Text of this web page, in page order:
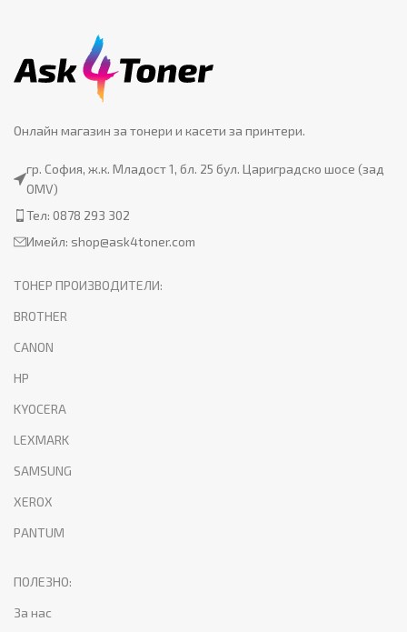
Онлайн магазин за тонери и касети за принтери.
гр. София, ж.к. Младост 1, бл. 25 бул. Цариградско шосе (зад
OMV)
Тел: 0878 293 302
Имейл: shop@ask4toner.com
ТОНЕР ПРОИЗВОДИТЕЛИ:
BROTHER
CANON
HP
KYOCERA
LEXMARK
SAMSUNG
XEROX
PANTUM
ПОЛЕЗНО:
За нас